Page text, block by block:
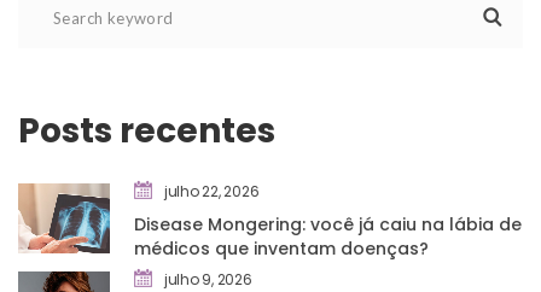
Posts recente
julho 22, 2026
Disease Mongering: você já caiu na lábia de
médicos que inventam doenças?
julho 9, 2026